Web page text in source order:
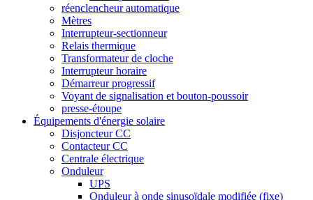
réenclencheur automatique
Mètres
Interrupteur-sectionneur
Relais thermique
Transformateur de cloche
Interrupteur horaire
Démarreur progressif
Voyant de signalisation et bouton-poussoir
presse-étoupe
Équipements d'énergie solaire
Disjoncteur CC
Contacteur CC
Centrale électrique
Onduleur
UPS
Onduleur à onde sinusoïdale modifiée (fixe)